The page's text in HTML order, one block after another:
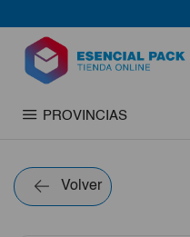
PROVINCIAS
Volver